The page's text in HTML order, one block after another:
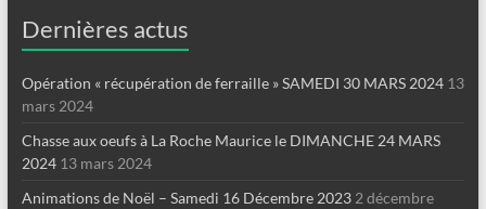
Dernières actus
Opération « récupération de ferraille » SAMEDI 30 MARS 2024 13
mars 2024
Chasse aux oeufs à La Roche Maurice le DIMANCHE 24 MARS
2024 13 mars 2024
Animations de Noël – Samedi 16 Décembre 2023 2 décembre